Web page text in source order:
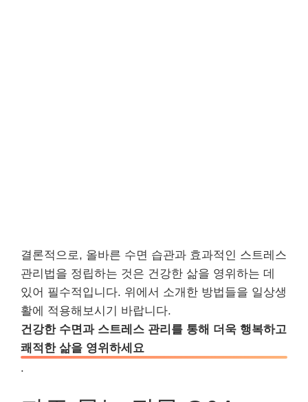
결론적으로, 올바른 수면 습관과 효과적인 스트레스
관리법을 정립하는 것은 건강한 삶을 영위하는 데
있어 필수적입니다. 위에서 소개한 방법들을 일상생
활에 적용해보시기 바랍니다.
건강한 수면과 스트레스 관리를 통해 더욱 행복하고
쾌적한 삶을 영위하세요
.